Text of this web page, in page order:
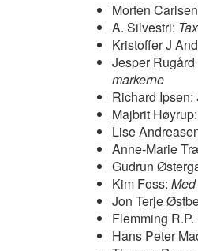
Morten
A. Silvestri:
Kristoffer J
Jesper
markerne
Richard Ipsen:
Majbrit Høyrup:
Lise
Anne-Marie
Gudrun
Kim Foss:
Jon Terje
Flemming
Hans Peter